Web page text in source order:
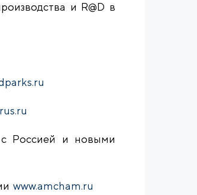
и R@D в
Россией и новыми
www.amcham.ru